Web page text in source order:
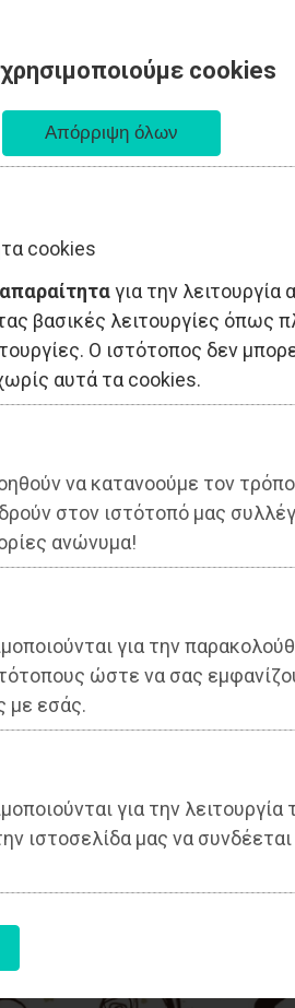
cookies
cookies
απαραίτηταγια την λειτουργία
βασικές λειτουργίες όπως
Ο ιστότοπος δεν
αυτά τα cookies.
να κατανοούμε τον τρόπο
στον ιστότοπό μας
ανώνυμα!
για την
ώστε να σας
με εσάς.
για την
ιστοσελίδα μας να συνδέεται